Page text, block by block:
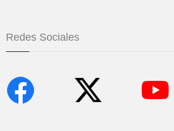
Redes Sociales